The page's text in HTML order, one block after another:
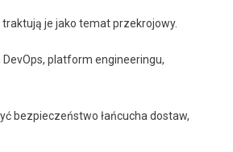
je jako temat przekrojowy.
platform engineeringu,
bezpieczeństwo łańcucha dostaw,